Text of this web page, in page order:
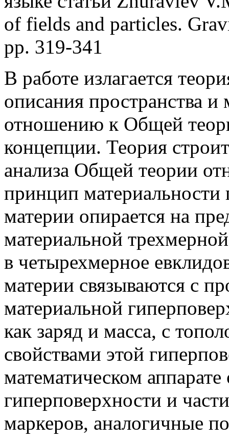
of fields and particles.
pp. 319-341
В работе излагается
описания пространства
отношению к Общей
концепции. Теория
анализа Общей теории
принцип материальности
материи опирается на
материальной
в четырехмерное
материи связываются с
материальной
как заряд и масса, с
свойствами этой
математическом
гиперповерхности и
маркеров, аналогичные